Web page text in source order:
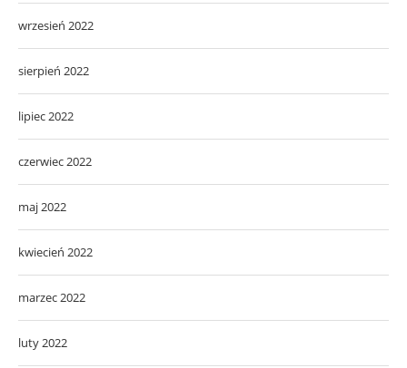
wrzesień 2022
sierpień 2022
lipiec 2022
czerwiec 2022
maj 2022
kwiecień 2022
marzec 2022
luty 2022